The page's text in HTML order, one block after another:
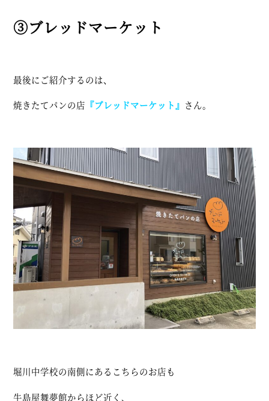
③ブレッドマーケット
最後にご紹介するのは、
焼きたてパンの店 『ブレッドマーケット』 さん。
堀川中学校の南側にあるこちらのお店も
牛島屋舞夢館からほど近く、